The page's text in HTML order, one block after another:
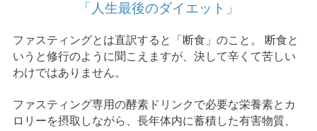
「人生最後のダイエット」
ファスティングとは直訳すると「断食」のこと。 断食と
いうと修行のように聞こえますが、決して辛くて苦しい
わけではありません。
ファスティング専用の酵素ドリンクで必要な栄養素とカ
ロリーを摂取しながら、長年体内に蓄積した有害物質、